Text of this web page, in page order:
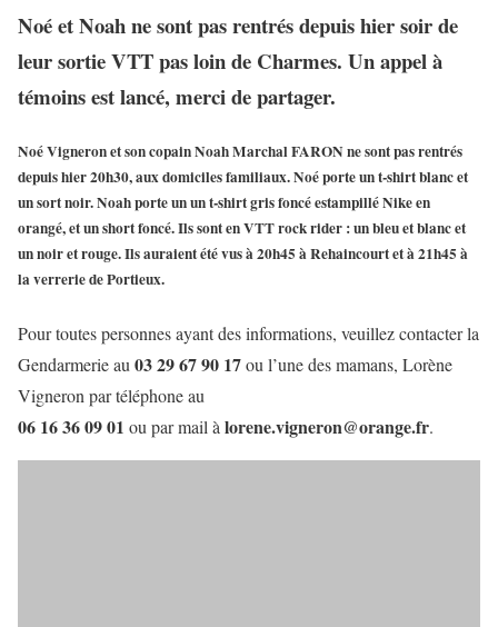
Noé et Noah ne sont pas rentrés depuis hier soir de
leur sortie VTT pas loin de Charmes. Un appel à
témoins est lancé, merci de partager.
Noé Vigneron et son copain Noah Marchal FARON ne sont pas rentrés
depuis hier 20h30, aux domiciles familiaux. Noé porte un t-shirt blanc et
un sort noir. Noah porte un un t-shirt gris foncé estampillé Nike en
orangé, et un short foncé. Ils sont en VTT rock rider : un bleu et blanc et
un noir et rouge. Ils auraient été vus à 20h45 à Rehaincourt et à 21h45 à
la verrerie de Portieux.
Pour toutes personnes ayant des informations, veuillez contacter la
Gendarmerie au 03 29 67 90 17ou l’une des mamans, Lorène
Vigneron par téléphone au
06 16 36 09 01 ou par mail à lorene.vigneron@orange.fr.